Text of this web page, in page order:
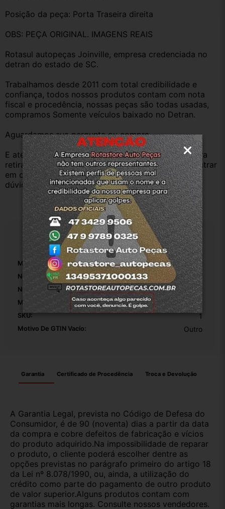
Posição da peça: Porta Traseira direita
OBS: PEÇA ORIGINAL. IMAGENS REAIS
Rotasul autopeças Joinville, empresa credenciada no
detran do estado de SC.
Trabalhamos desde 2011 com total credibilidade e
confiança, todos nossos produtos contam com nota
fiscal e procedência, nossas peças são todas usadas,
compramos Somente veículos baixado no Detran.
Aguardamos sua pergunta ou compra.
E atenderemos o quanto antes, caso o cliente prefira
retirar na nossa loja física também aceitamos, só entrar
em contato com a equipe Rotasul e tiramos suas
dúvidas.
Especificações
Marca: Ford
Número De Peça: 6A61A21962aa
Número De Registro/certificação INMETRO: 0000
Modelo: Ka
SKU: 1
Motivo De GTIN Vacío: Outro
Garantia Certificado de Procedência Troca e Devolução
A Garantia Legal, prevista no Código de Defesa do
Consumidor, é de 90 (noventa) dias a partir da data
da compra e cobre defeitos de fabricação e vícios
do produto adquirido.Na impossibilidade de reparar
o produto, o cliente poderá escolher dentre as
opções previstas no parágrafo primeiro do artigo 18
da Lei nº 8.078/1990, ou, ainda, a utilização do
crédito como parte do pagamento de outro produto
de valor superior.Alguns produtos contam com
garantias mais longas. Consulte nossos vendedores.